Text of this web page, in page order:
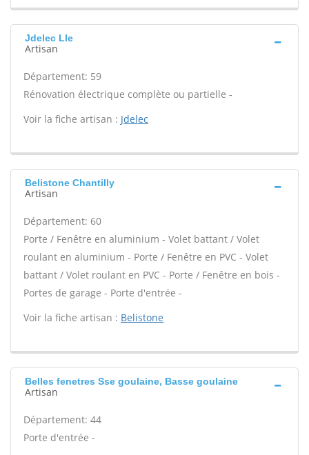
Jdelec Lle
Artisan
Département: 59
Rénovation électrique complète ou partielle -
Voir la fiche artisan : Jdelec
Belistone Chantilly
Artisan
Département: 60
Porte / Fenêtre en aluminium - Volet battant / Volet
roulant en aluminium - Porte / Fenêtre en PVC - Volet
battant / Volet roulant en PVC - Porte / Fenêtre en bois -
Portes de garage - Porte d'entrée -
Voir la fiche artisan : Belistone
Belles fenetres Sse goulaine, Basse goulaine
Artisan
Département: 44
Porte d'entrée -